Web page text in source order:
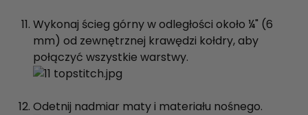
Wykonaj ścieg górny w odległości około ¼" (6
mm) od zewnętrznej krawędzi kołdry, aby
połączyć wszystkie warstwy.
Odetnij nadmiar maty i materiału nośnego.